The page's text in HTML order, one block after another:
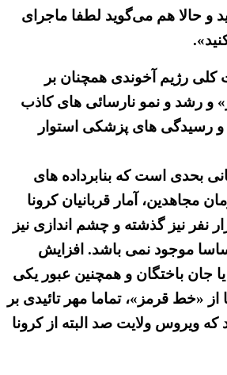
و حالا هم می‌گوید لطفا ماجرای
کلی رژیم آخوندی همچنان بر
و رشد و نمو نارسائی های کاذب
و رسیدگی های پزشکی استوار
بحدی است که بنابرداده های
مجاهدین، آمار قربانیان کرونا
از مرز ۲۰۱ هزار نفر نیز گذشته و چشم اندازی نیز
موجود نمی باشد. افزایش
یا جان باختگان و همچنین عبور یکی
«خط قرمز»، تماما مهر تائیدی بر
ویروس ولایت صد البته از کرونا